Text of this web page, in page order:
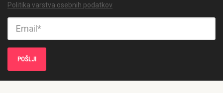
Politika varstva osebnih podatkov